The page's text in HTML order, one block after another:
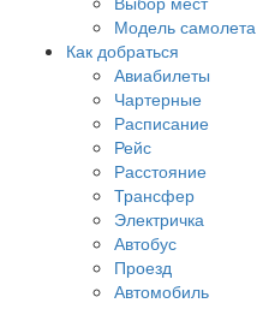
Модель самолета
Как добраться
Авиабилеты
Чартерные
Расписание
Рейс
Расстояние
Трансфер
Электричка
Автобус
Проезд
Автомобиль